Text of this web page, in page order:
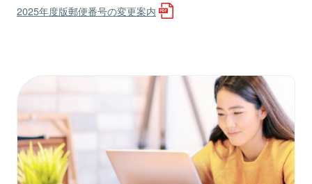
2025年度版郵便番号の変更案内